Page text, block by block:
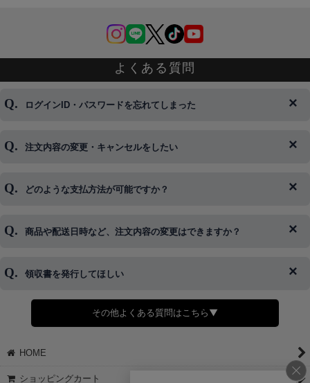
よくある質問
ログインID・パスワードを忘れてしまった
◆下記ページより、ログインIDの変更が可能です。
注文内容の変更・キャンセルをしたい
◆即日発送を行なっている関係上、午後以降のご連絡やキャンセル
※発送後、発送準備が完了しお手続きが間に合わない場合は変更、
どのような支払方法が可能ですか？
◆代金引換・クレジットカード・携帯キャリア決済・おねだり決
商品や配送日時など、注文内容の変更はできますか？
◆商品発送前の変更は承っております。
さい。
領収書を発行してほしい
◆領収書はご希望頂いた場合のみ発行しております。
【これからご注文する場合】
STEP2「お届け先・お支払い」ページにて備考欄に下記の記載をお
願いします。
その他よくある質問はこちら▼
HOME
ショッピングカート